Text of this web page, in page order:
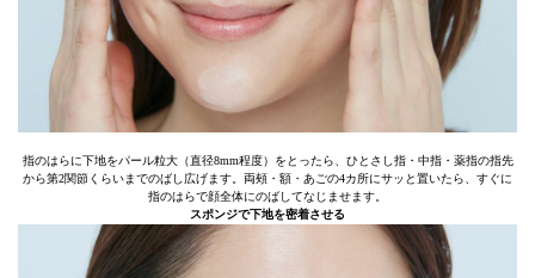
指のはらに下地をパール粒大（直径8mm程度）をとったら、ひとさし指・中指・薬指の指先
から第2関節くらいまでのばし広げます。両頰・額・あごの4カ所にサッと置いたら、すぐに
指のはらで顔全体にのばしてなじませます。
スポンジで下地を密着させる